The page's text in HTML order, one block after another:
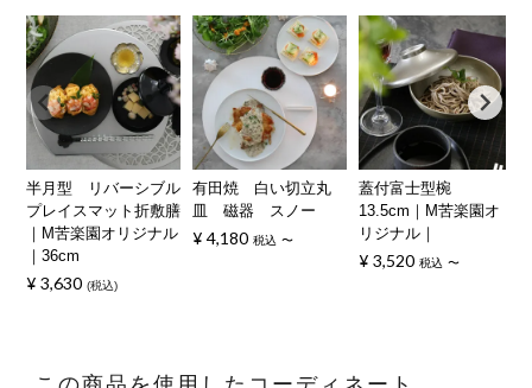
半月型 リバーシブル
プレイスマット折敷膳
｜M苦楽園オリジナル
｜36cm
¥ 3,630 税込
有田焼 白い切立丸
皿 磁器 スノー
¥ 4,180 税込 〜
蓋付富士型椀
13.5cm｜M苦楽園オ
リジナル｜
¥ 3,520 税込 〜